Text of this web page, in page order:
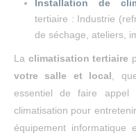
Installation de
tertiaire : Industrie
de séchage, ateliers,
La climatisation tertiaire
votre salle et local ,
essentiel de faire
climatisation pour
équipement informatique